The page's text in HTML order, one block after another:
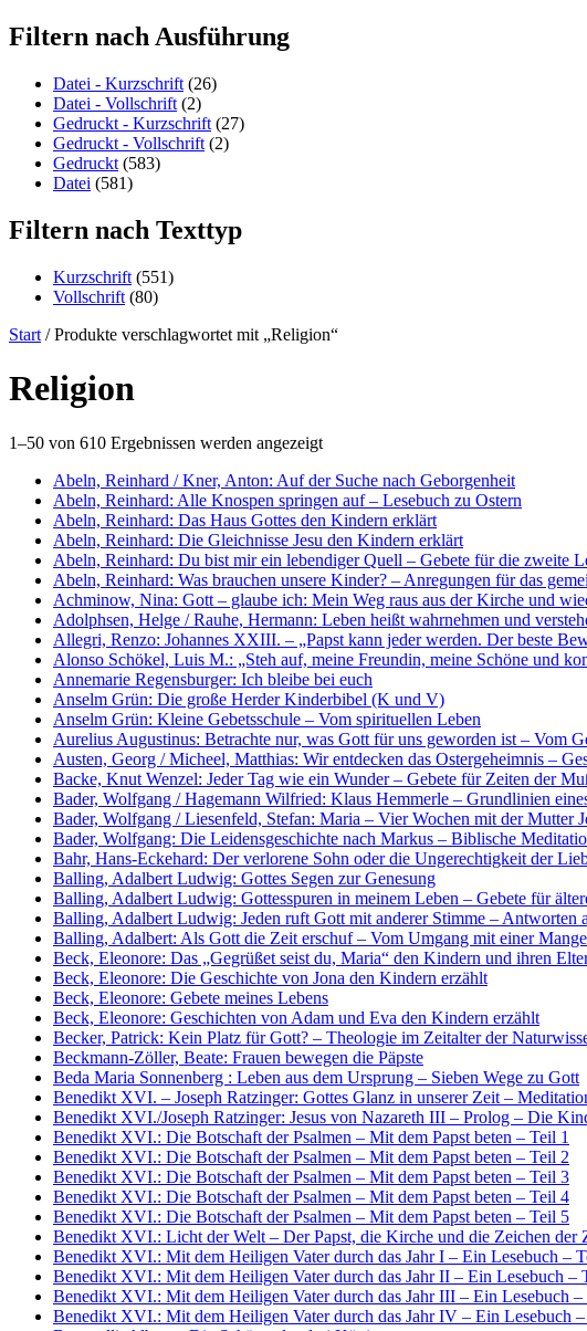
Skip
to
Filtern nach Ausführung
Datei - Kurzschrift (26)
Datei - Vollschrift (2)
Gedruckt - Kurzschrift (27)
Gedruckt - Vollschrift (2)
Gedruckt (583)
Datei (581)
Filtern nach Texttyp
Kurzschrift (551)
Vollschrift (80)
Start / Produkte verschlagwortet mit „Religion“
Religion
1–50 von 610 Ergebnissen werden angezeigt
Abeln, Reinhard / Kner, Anton: Auf der Suche nach Geborgenheit
Abeln, Reinhard: Alle Knospen springen auf – Lesebuch zu Ostern
Abeln, Reinhard: Das Haus Gottes den Kindern erklärt
Abeln, Reinhard: Die Gleichnisse Jesu den Kindern erklärt
Abeln, Reinhard: Du bist mir ein lebendiger Quell – Gebete für die zweite
Abeln, Reinhard: Was brauchen unsere Kinder? – Anregungen für das
Achminow, Nina: Gott – glaube ich: Mein Weg raus aus der Kirche und
Adolphsen, Helge / Rauhe, Hermann: Leben heißt wahrnehmen und
Allegri, Renzo: Johannes XXIII. – „Papst kann jeder werden. Der beste
Alonso Schökel, Luis M.: „Steh auf, meine Freundin, meine Schöne und
Annemarie Regensburger: Ich bleibe bei euch
Anselm Grün: Die große Herder Kinderbibel (K und V)
Anselm Grün: Kleine Gebetsschule – Vom spirituellen Leben
Aurelius Augustinus: Betrachte nur, was Gott für uns geworden ist – Vom
Austen, Georg / Micheel, Matthias: Wir entdecken das Ostergeheimnis –
Backe, Knut Wenzel: Jeder Tag wie ein Wunder – Gebete für Zeiten der
Bader, Wolfgang / Hagemann Wilfried: Klaus Hemmerle – Grundlinien
Bader, Wolfgang / Liesenfeld, Stefan: Maria – Vier Wochen mit der Mutter
Bader, Wolfgang: Die Leidensgeschichte nach Markus – Biblische
Bahr, Hans-Eckehard: Der verlorene Sohn oder die Ungerechtigkeit der
Balling, Adalbert Ludwig: Gottes Segen zur Genesung
Balling, Adalbert Ludwig: Gottesspuren in meinem Leben – Gebete für
Balling, Adalbert Ludwig: Jeden ruft Gott mit anderer Stimme – Antworten
Balling, Adalbert: Als Gott die Zeit erschuf – Vom Umgang mit einer
Beck, Eleonore: Das „Gegrüßet seist du, Maria“ den Kindern und ihren
Beck, Eleonore: Die Geschichte von Jona den Kindern erzählt
Beck, Eleonore: Gebete meines Lebens
Beck, Eleonore: Geschichten von Adam und Eva den Kindern erzählt
Becker, Patrick: Kein Platz für Gott? – Theologie im Zeitalter der
Beckmann-Zöller, Beate: Frauen bewegen die Päpste
Beda Maria Sonnenberg : Leben aus dem Ursprung – Sieben Wege zu Gott
Benedikt XVI. – Joseph Ratzinger: Gottes Glanz in unserer Zeit –
Benedikt XVI./Joseph Ratzinger: Jesus von Nazareth III – Prolog – Die
Benedikt XVI.: Die Botschaft der Psalmen – Mit dem Papst beten – Teil 1
Benedikt XVI.: Die Botschaft der Psalmen – Mit dem Papst beten – Teil 2
Benedikt XVI.: Die Botschaft der Psalmen – Mit dem Papst beten – Teil 3
Benedikt XVI.: Die Botschaft der Psalmen – Mit dem Papst beten – Teil 4
Benedikt XVI.: Die Botschaft der Psalmen – Mit dem Papst beten – Teil 5
Benedikt XVI.: Licht der Welt – Der Papst, die Kirche und die Zeichen der
Benedikt XVI.: Mit dem Heiligen Vater durch das Jahr I – Ein Lesebuch –
Benedikt XVI.: Mit dem Heiligen Vater durch das Jahr II – Ein Lesebuch
Benedikt XVI.: Mit dem Heiligen Vater durch das Jahr III – Ein Lesebuch
Benedikt XVI.: Mit dem Heiligen Vater durch das Jahr IV – Ein Lesebuch